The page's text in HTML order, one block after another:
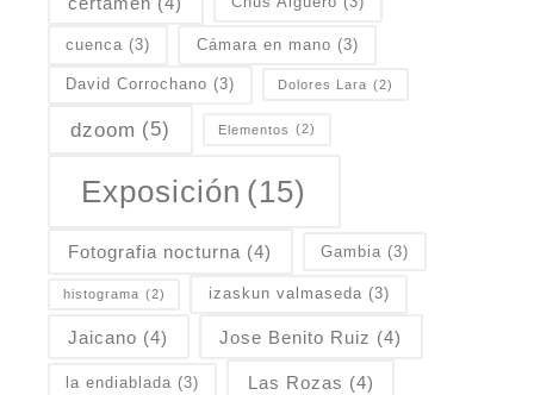
cuenca (3) Cámara en mano (3)
David Corrochano (3) Dolores Lara (2)
dzoom (5) Elementos (2)
Exposición (15)
Fotografia nocturna (4) Gambia (3)
histograma (2) izaskun valmaseda (3)
Jaicano (4) Jose Benito Ruiz (4)
la endiablada (3) Las Rozas (4)